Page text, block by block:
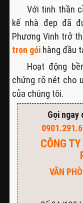
Với tinh thần
kế nhà đẹp đã
Phương Vinh trở
trọn góihàng đầu
Hoạt động
chứng rõ nét cho
của chúng tôi.
Gọi
CÔNG
VĂN